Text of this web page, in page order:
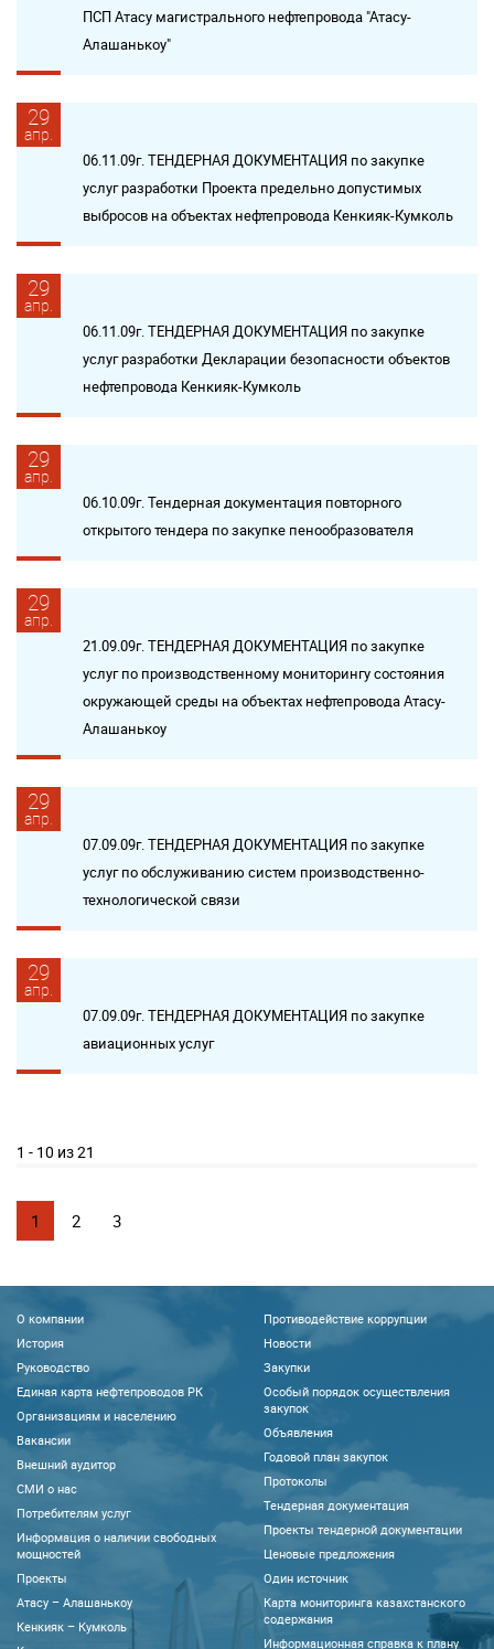
ПСП Атасу магистрального нефтепровода "Атасу-
Алашанькоу"
29
апр.
06.11.09г. ТЕНДЕРНАЯ ДОКУМЕНТАЦИЯ по закупке
услуг разработки Проекта предельно допустимых
выбросов на объектах нефтепровода Кенкияк-Кумколь
29
апр.
06.11.09г. ТЕНДЕРНАЯ ДОКУМЕНТАЦИЯ по закупке
услуг разработки Декларации безопасности объектов
нефтепровода Кенкияк-Кумколь
29
апр.
06.10.09г. Тендерная документация повторного
открытого тендера по закупке пенообразователя
29
апр.
21.09.09г. ТЕНДЕРНАЯ ДОКУМЕНТАЦИЯ по закупке
услуг по производственному мониторингу состояния
окружающей среды на объектах нефтепровода Атасу-
Алашанькоу
29
апр.
07.09.09г. ТЕНДЕРНАЯ ДОКУМЕНТАЦИЯ по закупке
услуг по обслуживанию систем производственно-
технологической связи
29
апр.
07.09.09г. ТЕНДЕРНАЯ ДОКУМЕНТАЦИЯ по закупке
авиационных услуг
1 - 10 из 21
1 2 3
О компании
История
Руководство
Единая карта нефтепроводов РК
Организациям и населению
Вакансии
Внешний аудитор
CМИ о нас
Потребителям услуг
Информация о наличии свободных
мощностей
Проекты
Атасу – Алашанькоу
Кенкияк – Кумколь
Противодействие коррупции
Новости
Закупки
Особый порядок осуществления
закупок
Объявления
Годовой план закупок
Протоколы
Тендерная документация
Проекты тендерной документации
Ценовые предложения
Один источник
Карта мониторинга казахстанского
содержания
Информационная справка к плану